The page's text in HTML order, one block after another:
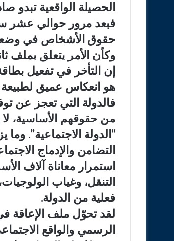
الحصيلة الواقعية تبدو
فبعد مرور حوالي عشر
حقوق الأشخاص في وضعية
وكأن الأمر يتعلق بملف
إن التأخر في تفعيل
هو انعكاس عميق لطبيعة
فالدولة التي تعجز عن
من حقوقهم الأساسية، لا
“الدولة الاجتماعية”.
التضامن والإدماج
استمرار معاناة آلاف
التنقل، وغياب
فعلية من الدولة.
لقد تحوّل ملف الإعاقة
الرسمي والواقع